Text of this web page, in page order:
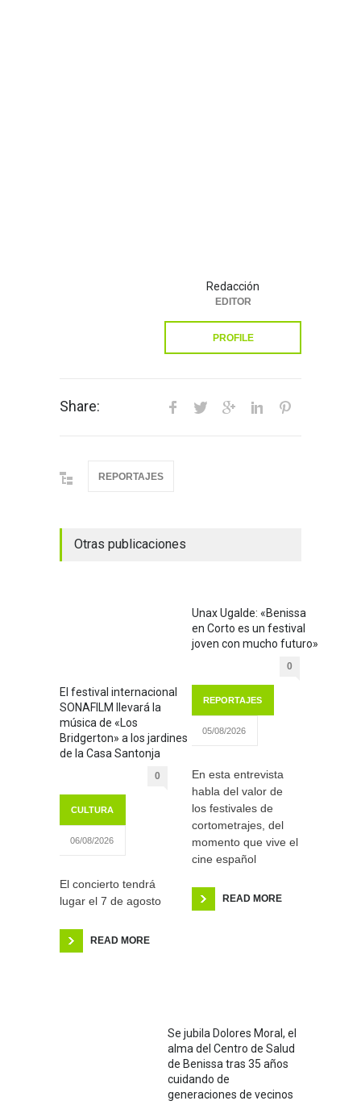
Redacción
EDITOR
PROFILE
Share:
REPORTAJES
Otras publicaciones
El festival internacional
SONAFILM llevará la
música de «Los
Bridgerton» a los jardines
de la Casa Santonja
0
CULTURA
06/08/2026
El concierto tendrá
lugar el 7 de agosto
READ MORE
Unax Ugalde: «Benissa
en Corto es un festival
joven con mucho futuro»
0
REPORTAJES
05/08/2026
En esta entrevista
habla del valor de
los festivales de
cortometrajes, del
momento que vive el
cine español
READ MORE
Se jubila Dolores Moral, el
alma del Centro de Salud
de Benissa tras 35 años
cuidando de
generaciones de vecinos